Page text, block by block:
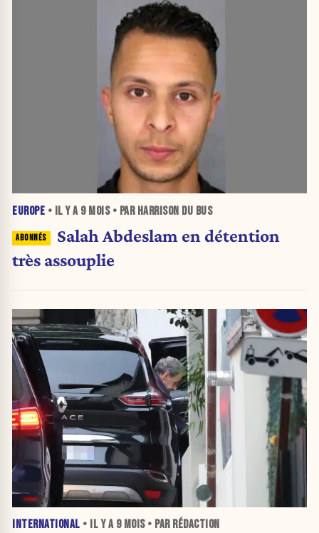
EUROPE • IL Y A 9 MOIS• PAR HARRISON DU BUS
Salah Abdeslam en détention
très assouplie
INTERNATIONAL • IL Y A 9 MOIS• PAR RÉDACTION